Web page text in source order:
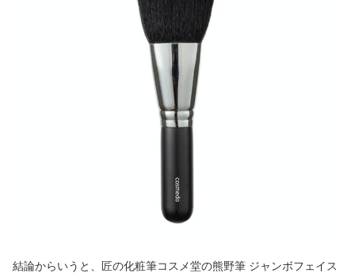
結論からいうと、匠の化粧筆コスメ堂の熊野筆 ジャンボフェイス